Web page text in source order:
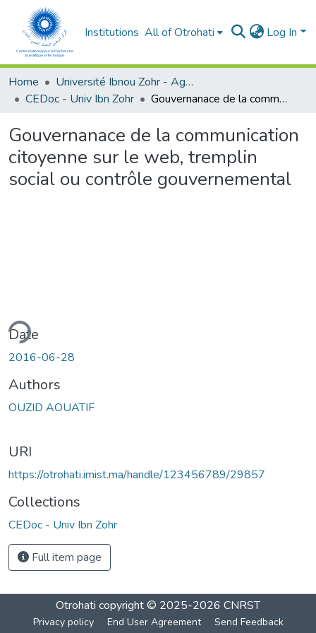
Institutions All of Otrohati Log In
Home
Université Ibnou Zohr - Agadir
CEDoc - Univ Ibn Zohr
Gouvernanace de la communication citoyenne sur le web, tremplin social ou contrôle gouvernemental
Gouvernanace de la communication
citoyenne sur le web, tremplin
social ou contrôle gouvernemental
Date
2016-06-28
Authors
OUZID AOUATIF
URI
https://otrohati.imist.ma/handle/123456789/29857
Collections
CEDoc - Univ Ibn Zohr
Full item page
Otrohati copyright © 2025-2026 CNRST
Privacy policy End User Agreement Send Feedback